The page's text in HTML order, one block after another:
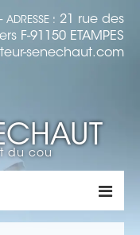
ADRESSE : 21 rue des
F-91150 ETAMPES
senechaut.com
du cou